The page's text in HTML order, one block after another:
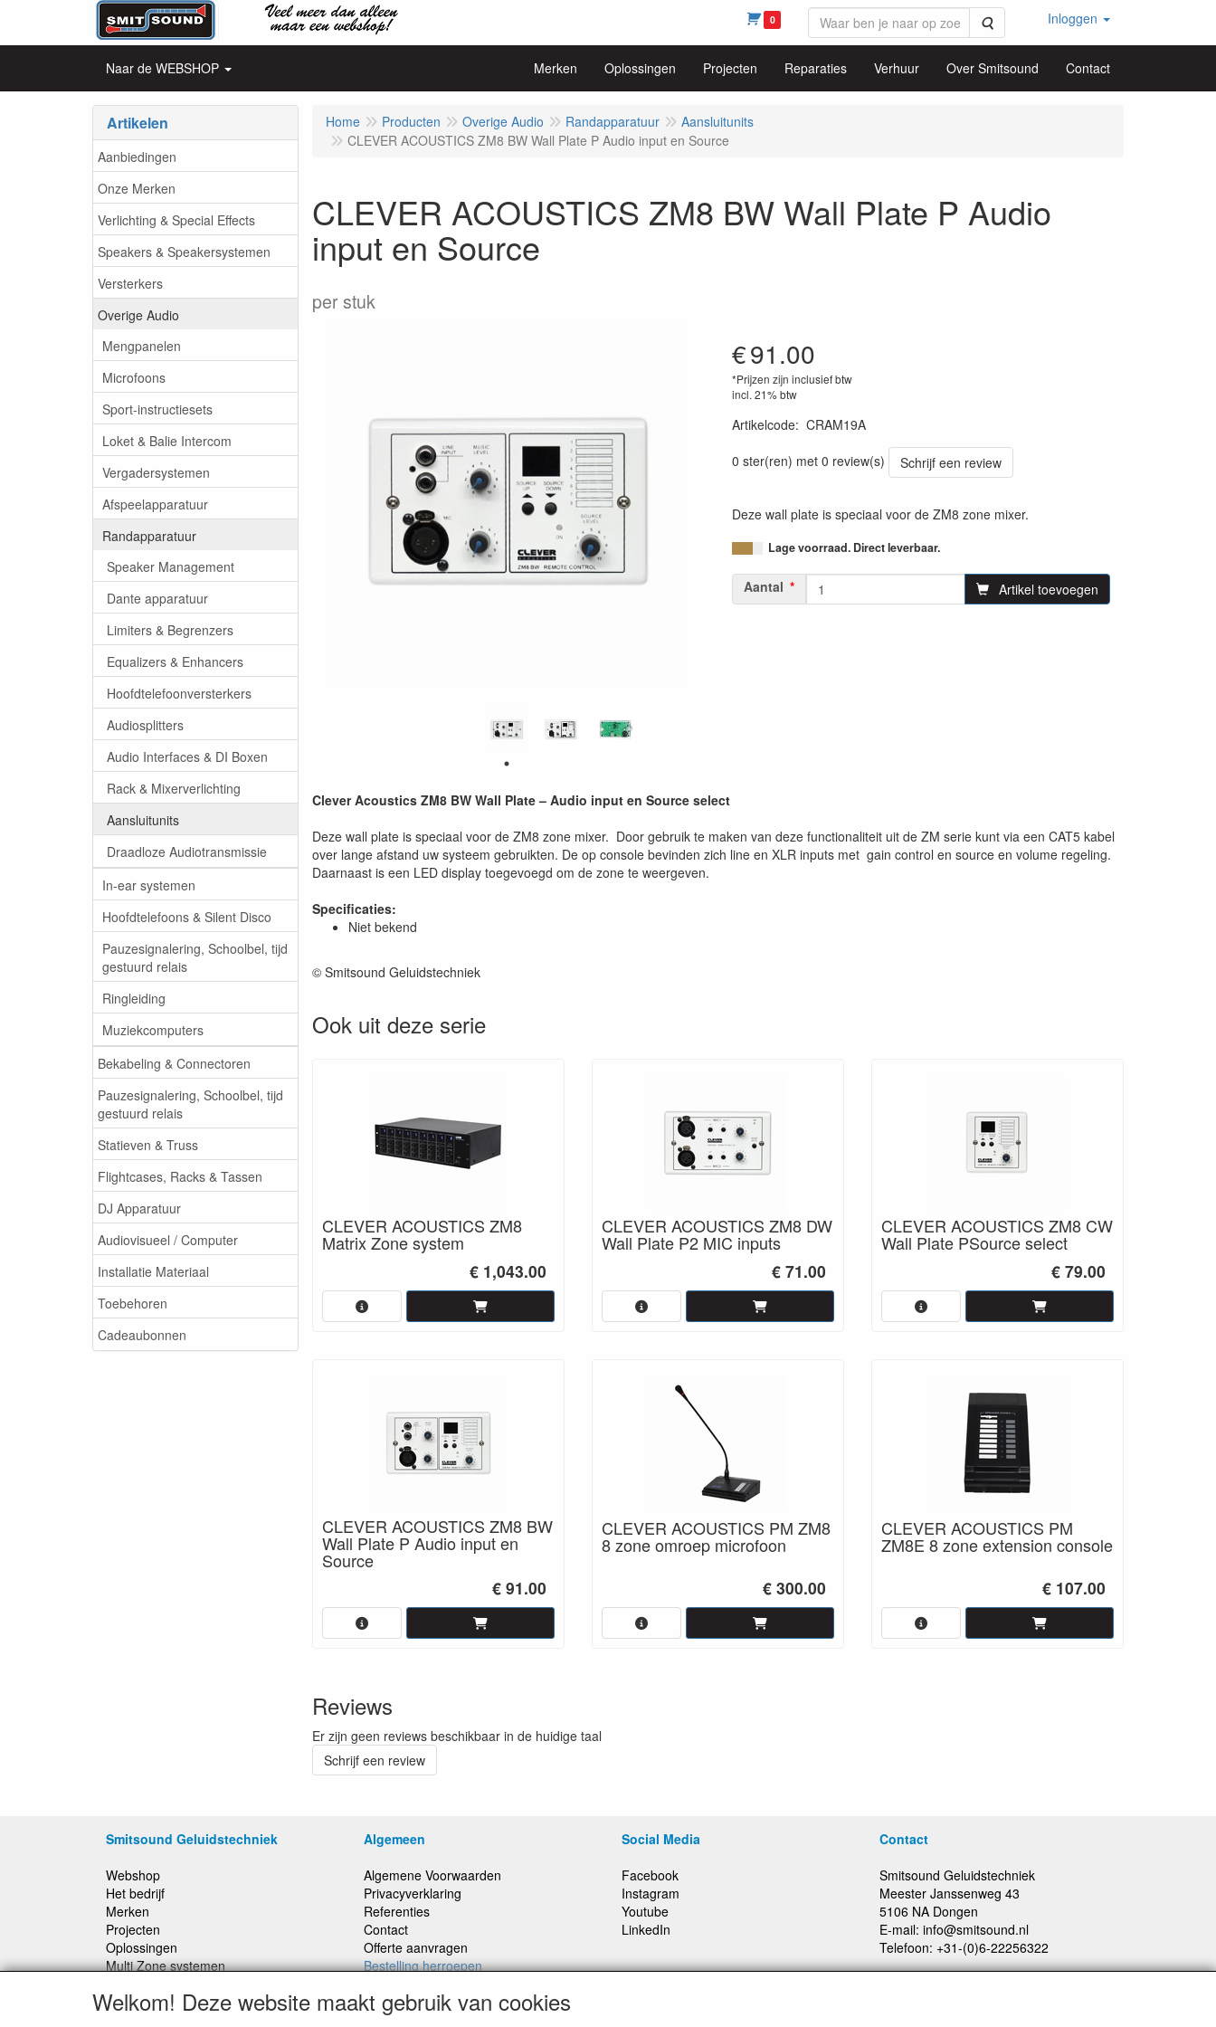
0 Zoeken Inloggen
Naar de WEBSHOP Merken Oplossingen Projecten Reparaties Verhuur Over Smitsound Contact
Artikelen
Aanbiedingen
Onze Merken
Verlichting & Special Effects
Speakers & Speakersystemen
Versterkers
Overige Audio
Mengpanelen
Microfoons
Sport-instructiesets
Loket & Balie Intercom
Vergadersystemen
Afspeelapparatuur
Randapparatuur
Speaker Management
Dante apparatuur
Limiters & Begrenzers
Equalizers & Enhancers
Hoofdtelefoonversterkers
Audiosplitters
Audio Interfaces & DI Boxen
Rack & Mixerverlichting
Aansluitunits
Draadloze Audiotransmissie
In-ear systemen
Hoofdtelefoons & Silent Disco
Pauzesignalering, Schoolbel, tijd
gestuurd relais
Ringleiding
Muziekcomputers
Bekabeling & Connectoren
Pauzesignalering, Schoolbel, tijd
gestuurd relais
Statieven & Truss
Flightcases, Racks & Tassen
DJ Apparatuur
Audiovisueel / Computer
Installatie Materiaal
Toebehoren
Cadeaubonnen
Home Producten Overige Audio Randapparatuur
Aansluitunits
CLEVER ACOUSTICS ZM8 BW Wall Plate P Audio input en Source
CLEVER ACOUSTICS ZM8 BW Wall Plate P Audio
input en Source
per stuk
€91.00
*Prijzen zijn inclusief btw
incl. 21% btw
Artikelcode: CRAM19A
0 ster(ren) met 0 review(s)
Schrijf een review
Deze wall plate is speciaal voor de ZM8 zone mixer.
Lage voorraad. Direct leverbaar.
Aantal Artikel toevoegen
Clever Acoustics ZM8 BW Wall Plate – Audio input en Source select
Deze wall plate is speciaal voor de ZM8 zone mixer. Door gebruik te maken van deze functionaliteit uit de ZM serie kunt via een CAT5 kabel
over lange afstand uw systeem gebruikten. De op console bevinden zich line en XLR inputs met gain control en source en volume regeling.
Daarnaast is een LED display toegevoegd om de zone te weergeven.
Specificaties:
Niet bekend
© Smitsound Geluidstechniek
Ook uit deze serie
CLEVER ACOUSTICS ZM8
Matrix Zone system
€ 1,043.00
CLEVER ACOUSTICS ZM8 DW
Wall Plate P2 MIC inputs
€ 71.00
CLEVER ACOUSTICS ZM8 CW
Wall Plate PSource select
€ 79.00
CLEVER ACOUSTICS ZM8 BW
Wall Plate P Audio input en
Source
€ 91.00
CLEVER ACOUSTICS PM ZM8
8 zone omroep microfoon
€ 300.00
CLEVER ACOUSTICS PM
ZM8E 8 zone extension console
€ 107.00
Reviews
Er zijn geen reviews beschikbaar in de huidige taal
Schrijf een review
Smitsound Geluidstechniek
Webshop
Het bedrijf
Merken
Projecten
Oplossingen
Multi Zone systemen
Onderhoud en Reparaties
Algemeen
Algemene Voorwaarden
Privacyverklaring
Referenties
Contact
Offerte aanvragen
Bestelling herroepen
Social Media
Facebook
Instagram
Youtube
LinkedIn
Contact
Smitsound Geluidstechniek
Meester Janssenweg 43
5106 NA Dongen
E-mail: info@smitsound.nl
Telefoon: +31-(0)6-22256322
Welkom! Deze website maakt gebruik van cookies